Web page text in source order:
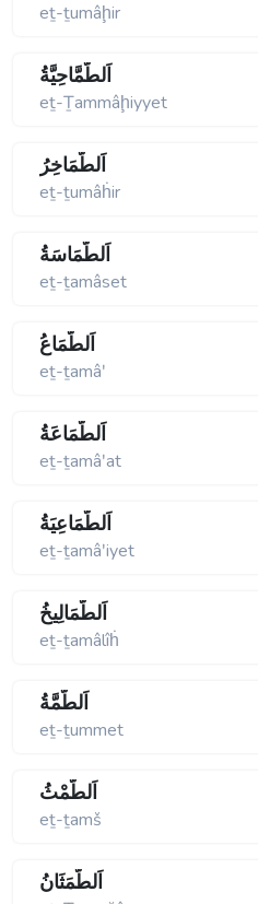
eṯ-ṯumâḩir
اَلطَّمَّاحِيَّةُ
eṯ-Ṯammâḩiyyet
اَلطُّمَاخِرُ
eṯ-ṯumâḣir
اَلطَّمَاسَةُ
eṯ-ṯamâset
اَلطَّمَاعُ
eṯ-ṯamâʹ
اَلطَّمَاعَةُ
eṯ-ṯamâʹat
اَلطَّمَاعِيَةُ
eṯ-ṯamâʹiyet
اَلطَّمَالِيخُ
eṯ-ṯamâlîḣ
اَلطُّمَّةُ
eṯ-ṯummet
اَلطَّمْثُ
eṯ-ṯamš
اَلطَّمَثَانُ